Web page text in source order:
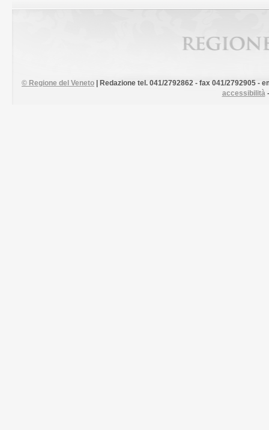
© Regione del Veneto
| Redazione tel. 041/2792862 - fax 041/2792905 -
accessibilità